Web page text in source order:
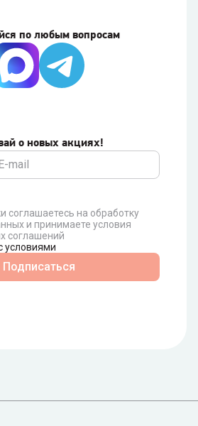
о новых акциях!
соглашаетесь на обработку
и принимаете условия
соглашений
условиями
Подписаться
по любым вопросам